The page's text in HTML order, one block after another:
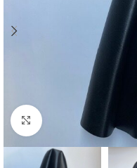
Cliquez pour agrandir